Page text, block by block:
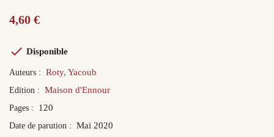
4,60 €
 Disponible
Auteurs : Roty, Yacoub
Edition : Maison d'Ennour
Pages : 120
Date de parution : Mai 2020